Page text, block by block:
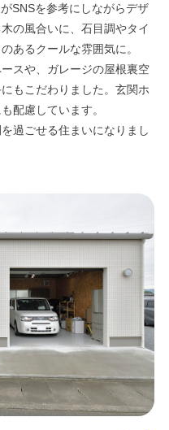
SNSを参考にしながらデザ
の風合いに、石目調やタイ
あるクールな雰囲気に。
スや、ガレージの屋根裏空
もこだわりました。玄関ホ
配慮しています。
過ごせる住まいになりまし